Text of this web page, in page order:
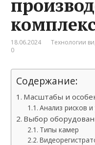
18.06.2024 Технологии
0
Содержание:
Масштабы и
Анализ рисков
Выбор
Типы камер